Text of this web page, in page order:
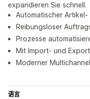
expandieren Sie schnell.
Automatischer
Reibungsloser
Prozesse
Mit Import- und
Moderner
语言